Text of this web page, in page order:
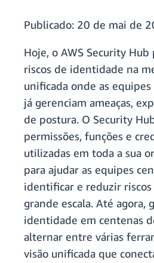
Publicado: 20 de mai de
Hoje, o AWS Security
riscos de identidade na
unificada onde as
já gerenciam ameaças,
de postura. O Security
permissões, funções e
utilizadas em toda a sua
para ajudar as equipes
identificar e reduzir
grande escala. Até agora,
identidade em centenas
alternar entre várias
visão unificada que